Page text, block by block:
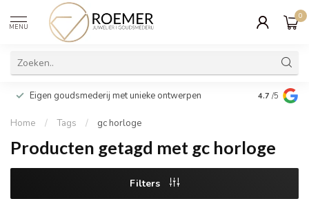
MENU
0
Eigen goudsmederij met unieke ontwerpen Wij
cadeau
4.7 /5
Home / Tags / gc horloge
Producten getagd met gc horloge
Filters